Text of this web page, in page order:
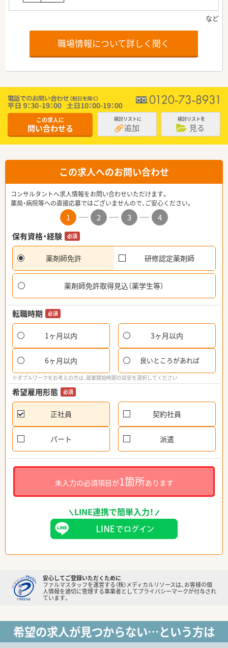
職場情報について詳しく聞く
この求人に
問い合わせる
検討リストに
追加
検討リストを
見る
この求人へのお問い合わせ
コンサルタントへ求人情報をお問い合わせいただけます。
薬局・病院等への直接応募ではございませんので、ご安心ください。
1 2 3
4
保有資格・経験
必須
薬剤師免許 研修認定薬剤師
薬剤師免許取得見込（薬学生等）
転職時期 必須
1ヶ月以内 3ヶ月以内
6ヶ月以内 良いところがあれば
※ダブルワークをお考えの方は、就業開始時期の目安を選択してください
希望雇用形態 必須
正社員 契約社員
パート 派遣
未入力の必須項目が1箇所あります
LINE連携で簡単入力！
安心してご登録いただくために
ファルマスタッフを運営する（株）メディカルリソースは、お客様の個
人情報を適切に管理する事業者としてプライバシーマークが付与され
ています。
希望の求人が見つからない…という方は